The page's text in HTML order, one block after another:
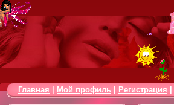
Главная Мой профиль Регистрация